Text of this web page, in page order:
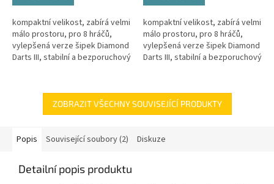
kompaktní velikost, zabírá velmi
málo prostoru, pro 8 hráčů,
vylepšená verze šipek Diamond
Darts III, stabilní a bezporuchový
kompaktní velikost, zabírá velmi
málo prostoru, pro 8 hráčů,
vylepšená verze šipek Diamond
Darts III, stabilní a bezporuchový
ZOBRAZIT VŠECHNY SOUVISEJÍCÍ PRODUKTY
Popis Související soubory (2) Diskuze
Detailní popis produktu